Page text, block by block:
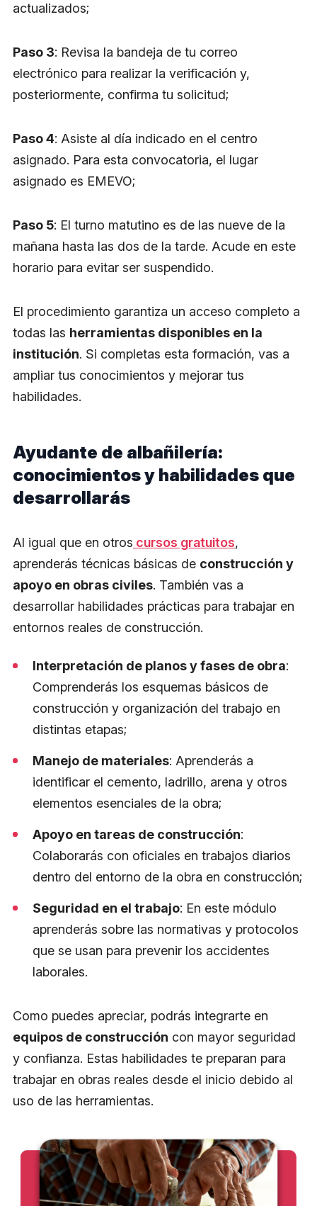
actualizados;
Paso 3: Revisa la bandeja de tu correo
electrónico para realizar la verificación y,
posteriormente, confirma tu solicitud;
Paso 4: Asiste al día indicado en el centro
asignado. Para esta convocatoria, el lugar
asignado es EMEVO;
Paso 5: El turno matutino es de las nueve de la
mañana hasta las dos de la tarde. Acude en este
horario para evitar ser suspendido.
El procedimiento garantiza un acceso completo a
todas las herramientas disponibles en la
institución. Si completas esta formación, vas a
ampliar tus conocimientos y mejorar tus
habilidades.
Ayudante de albañilería:
conocimientos y habilidades que
desarrollarás
Al igual que en otros cursos gratuitos,
aprenderás técnicas básicas de construcción y
apoyo en obras civiles. También vas a
desarrollar habilidades prácticas para trabajar en
entornos reales de construcción.
Interpretación de planos y fases de obra:
Comprenderás los esquemas básicos de
construcción y organización del trabajo en
distintas etapas;
Manejo de materiales: Aprenderás a
identificar el cemento, ladrillo, arena y otros
elementos esenciales de la obra;
Apoyo en tareas de construcción:
Colaborarás con oficiales en trabajos diarios
dentro del entorno de la obra en construcción;
Seguridad en el trabajo: En este módulo
aprenderás sobre las normativas y protocolos
que se usan para prevenir los accidentes
laborales.
Como puedes apreciar, podrás integrarte en
equipos de construcción con mayor seguridad
y confianza. Estas habilidades te preparan para
trabajar en obras reales desde el inicio debido al
uso de las herramientas.